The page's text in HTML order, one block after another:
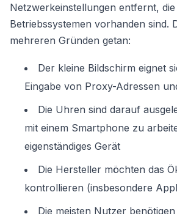
Netzwerkeinstellungen entfernt,
Betriebssystemen vorhanden sind.
mehreren Gründen getan:
Der kleine Bildschirm eignet
Eingabe von Proxy-Adressen
Die Uhren sind darauf
mit einem Smartphone zu
eigenständiges Gerät
Die Hersteller möchten das
kontrollieren (insbesondere
Die meisten Nutzer